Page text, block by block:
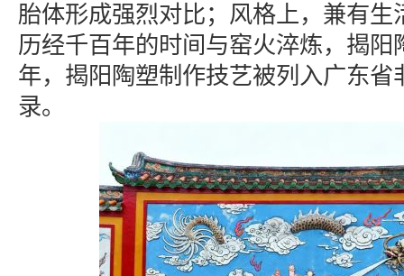
胎体形成强烈对比；风格上，兼有生
历经千百年的时间与窑火淬炼，揭阳
年，揭阳陶塑制作技艺被列入广东省
录。